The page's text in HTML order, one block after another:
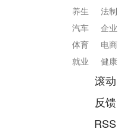
法制
企业
电商
健康
养生
汽车
体育
就业
滚动
反馈
RSS